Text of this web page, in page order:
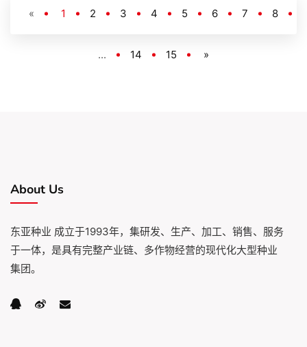
« 1 2 3 4 5 6 7 8
... 14 15 »
About Us
东亚种业 成立于1993年，集研发、生产、加工、销售、服务
于一体，是具有完整产业链、多作物经营的现代化大型种业
集团。